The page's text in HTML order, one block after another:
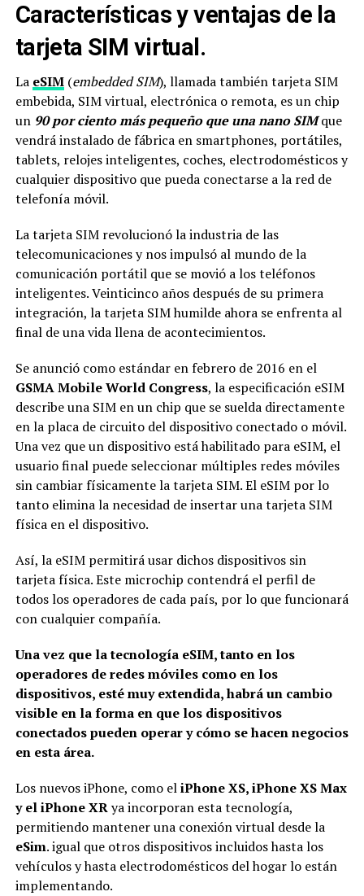
Características y ventajas de la
tarjeta SIM virtual.
La eSIM(embedded SIM), llamada también tarjeta SIM
embebida, SIM virtual, electrónica o remota, es un chip
un 90 por ciento más pequeño que una nano SIMque
vendrá instalado de fábrica en smartphones, portátiles,
tablets, relojes inteligentes, coches, electrodomésticos y
cualquier dispositivo que pueda conectarse a la red de
telefonía móvil.
La tarjeta SIM revolucionó la industria de las
telecomunicaciones y nos impulsó al mundo de la
comunicación portátil que se movió a los teléfonos
inteligentes. Veinticinco años después de su primera
integración, la tarjeta SIM humilde ahora se enfrenta al
final de una vida llena de acontecimientos.
Se anunció como estándar en febrero de 2016 en el
GSMA Mobile World Congress, la especificación eSIM
describe una SIM en un chip que se suelda directamente
en la placa de circuito del dispositivo conectado o móvil.
Una vez que un dispositivo está habilitado para eSIM, el
usuario final puede seleccionar múltiples redes móviles
sin cambiar físicamente la tarjeta SIM. El eSIM por lo
tanto elimina la necesidad de insertar una tarjeta SIM
física en el dispositivo.
Así, la eSIM permitirá usar dichos dispositivos sin
tarjeta física. Este microchip contendrá el perfil de
todos los operadores de cada país, por lo que funcionará
con cualquier compañía.
Una vez que la tecnología eSIM, tanto en los
operadores de redes móviles como en los
dispositivos, esté muy extendida, habrá un cambio
visible en la forma en que los dispositivos
conectados pueden operar y cómo se hacen negocios
en esta área.
Los nuevos iPhone, como eliPhone XS, iPhone XS Max
y el iPhone XRya incorporan esta tecnología,
permitiendo mantener una conexión virtual desde la
eSim. igual que otros dispositivos incluidos hasta los
vehículos y hasta electrodomésticos del hogar lo están
implementando.